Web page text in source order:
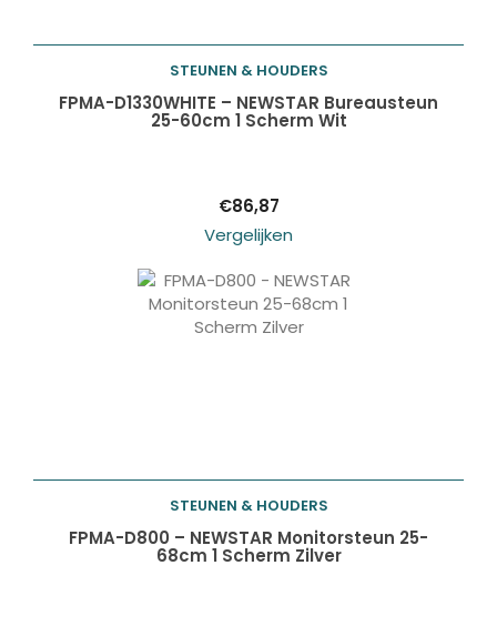
Toevoegen aan
STEUNEN & HOUDERS
FPMA-D1330WHITE – NEWSTAR Bureausteun
25-60cm 1 Scherm Wit
€86,87
Vergelijken
Toevoegen aan
STEUNEN & HOUDERS
FPMA-D800 – NEWSTAR Monitorsteun 25-
68cm 1 Scherm Zilver